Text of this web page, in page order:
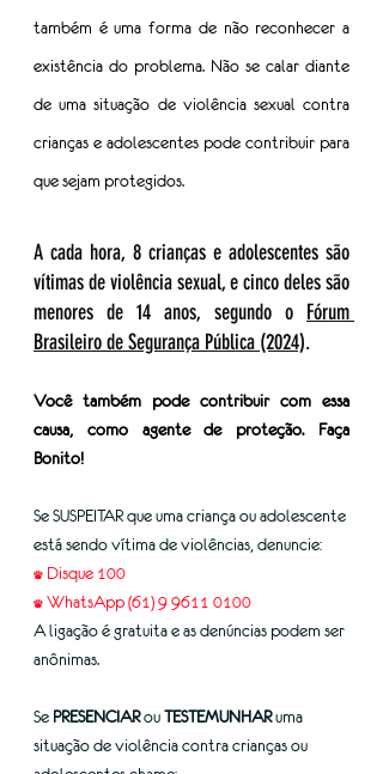
também é uma forma de não reconhecer a
existência do problema. Não se calar diante
de uma situação de violência sexual contra
crianças e adolescentes pode contribuir para
que sejam protegidos.
A cada hora, 8 crianças e adolescentes são
vítimas de violência sexual, e cinco deles são
menores de 14 anos, segundo o Fórum
Brasileiro de Segurança Pública (2024).
Você também pode contribuir com essa
causa, como agente de proteção. Faça
Bonito!
Se SUSPEITAR que uma criança ou adolescente
está sendo vítima de violências, denuncie:
• Disque 100
• WhatsApp (61) 9 9611 0100
A ligação é gratuita e as denúncias podem ser
anônimas.
Se PRESENCIAR ou TESTEMUNHAR uma
situação de violência contra crianças ou